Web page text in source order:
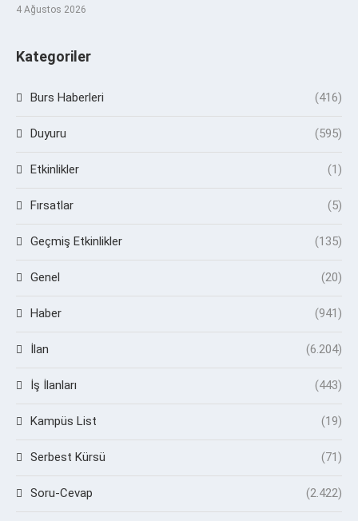
4 Ağustos 2026
Kategoriler
Burs Haberleri (416)
Duyuru (595)
Etkinlikler (1)
Fırsatlar (5)
Geçmiş Etkinlikler (135)
Genel (20)
Haber (941)
İlan (6.204)
İş İlanları (443)
Kampüs List (19)
Serbest Kürsü (71)
Soru-Cevap (2.422)